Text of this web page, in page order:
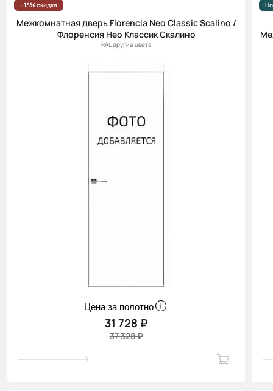
- 15% скидка
Межкомнатная дверь Florencia Neo Classic Scalino /
Флоренсия Нео Классик Скалино
RAL другие цвета
Цена за полотно
31 728 ₽
37 328 ₽